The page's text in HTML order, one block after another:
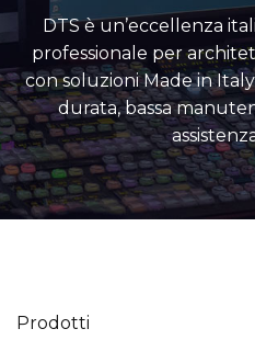
DTS è un’eccellenza
professionale per
con soluzioni Made in
durata, bassa
Prodotti